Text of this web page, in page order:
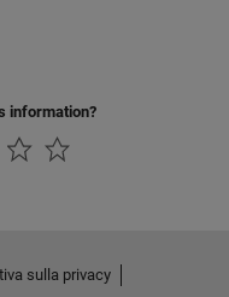
information?
sulla privacy